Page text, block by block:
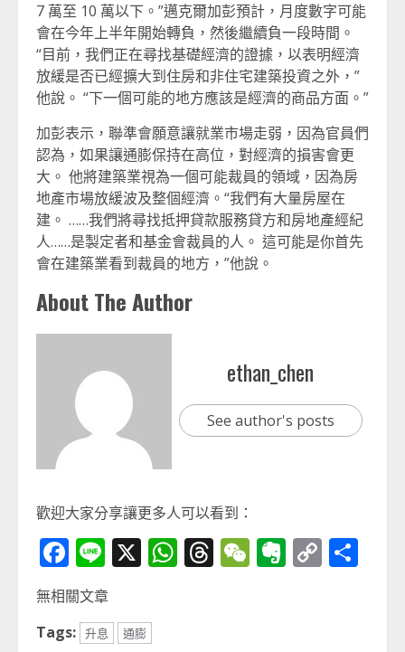
7 萬至 10 萬以下。”邁克爾加彭預計，月度數字可能
會在今年上半年開始轉負，然後繼續負一段時間。
“目前，我們正在尋找基礎經濟的證據，以表明經濟
放緩是否已經擴大到住房和非住宅建築投資之外，”
他說。 “下一個可能的地方應該是經濟的商品方面。”
加彭表示，聯準會願意讓就業市場走弱，因為官員們
認為，如果讓通膨保持在高位，對經濟的損害會更
大。 他將建築業視為一個可能裁員的領域，因為房
地產市場放緩波及整個經濟。“我們有大量房屋在
建。 ……我們將尋找抵押貸款服務貸方和房地產經紀
人……是製定者和基金會裁員的人。 這可能是你首先
會在建築業看到裁員的地方，”他說。
About The Author
ethan_chen
See author's posts
歡迎大家分享讓更多人可以看到：
Facebook
Line
X WhatsApp
Threads
WeChat
Evernote
Copy
無相關文章
Tags: 升息 通膨